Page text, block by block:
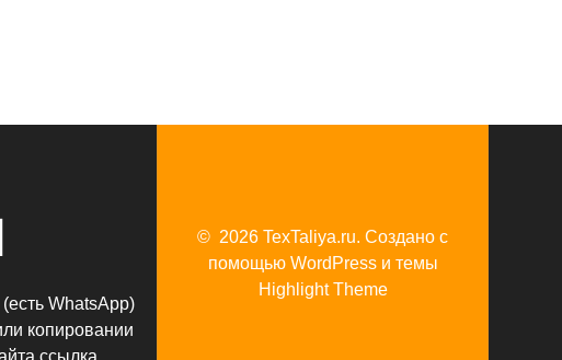
WhatsApp)
копировании
ссылка
© 2026 TexTaliya.ru. Создано с
помощью WordPress и темы
Highlight Theme